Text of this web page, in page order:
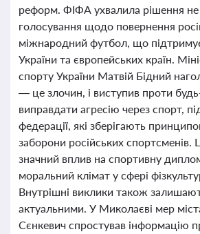
реформ. ФІФА ухвалила рішення
голосування щодо повернення
міжнародний футбол, що
України та європейських країн.
спорту України Матвій Бідний
— це злочин, і виступив проти
виправдати агресію через спорт,
федерації, які зберігають
заборони російських спортсменів.
значний вплив на спортивну
моральний клімат у сфері
Внутрішні виклики також
актуальними. У Миколаєві мер
Сєнкевич спростував інформацію